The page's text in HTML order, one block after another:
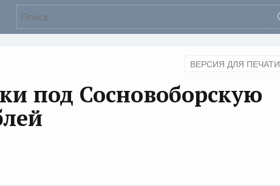
ВЕРСИЯ ДЛЯ ПЕЧАТИ
под Сосновоборскую